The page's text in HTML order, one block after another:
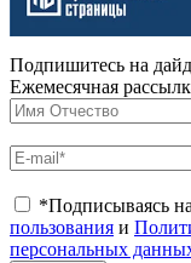
Подпишитесь на
Ежемесячная
*Подписываясь
пользования и
персональных